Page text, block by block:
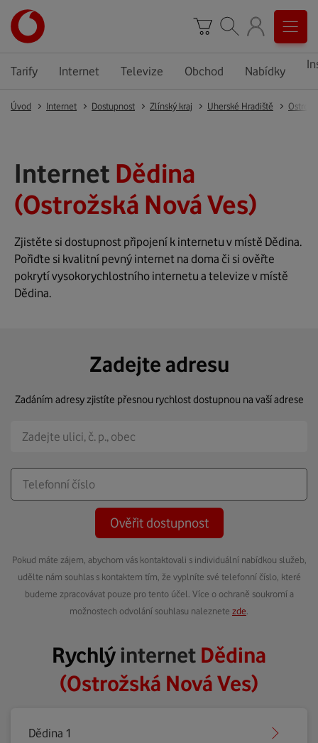
Tarify Internet Televize Obchod Nabídky
Úvod Internet Dostupnost Zlínský kraj Uherské Hradiště
Internet Dědina
(Ostrožská Nová Ves)
Zjistěte si dostupnost připojení k internetu v místě Dědina.
Pořiďte si kvalitní pevný internet na doma či si ověřte
pokrytí vysokorychlostního internetu a televize v místě
Dědina.
Zadejte adresu
Zadáním adresy zjistíte přesnou rychlost dostupnou na vaší adrese
Ověřit dostupnost
Pokud máte zájem, abychom vás kontaktovali s individuální nabídkou služeb,
udělte nám souhlas s kontaktem tím, že vyplníte své telefonní číslo, které
budeme zpracovávat pouze pro tento účel. Více o ochraně soukromí a
možnostech odvolání souhlasu naleznete zde
Rychlýinternet Dědina
(Ostrožská Nová Ves)
Dědina 1